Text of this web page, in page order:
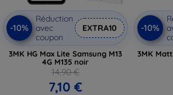
-10%
Réduction
avec
coupon
EXTRA10
3MK HG Max Lite Samsung M13
4G M135 noir
14,90 €
7,10 €
-10%
3MK